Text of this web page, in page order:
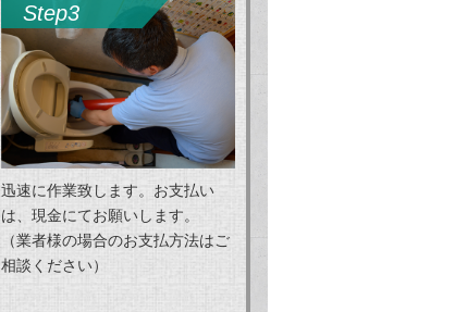
Step3
迅速に作業致します。お支払い
は、現金にてお願いします。
（業者様の場合のお支払方法はご
相談ください）